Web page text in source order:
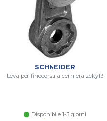
SCHNEIDER
Leva per finecorsa a cerniera zcky13
Disponibile 1-3 giorni